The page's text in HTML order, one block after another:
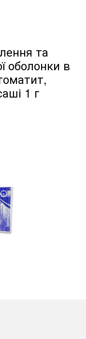
та
оболонки в
1 г